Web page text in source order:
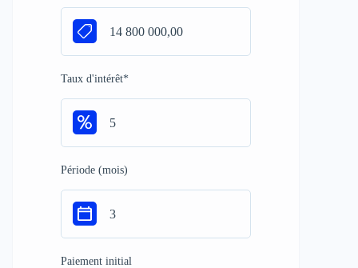
Taux d'intérêt*
Période (mois)
Paiement initial